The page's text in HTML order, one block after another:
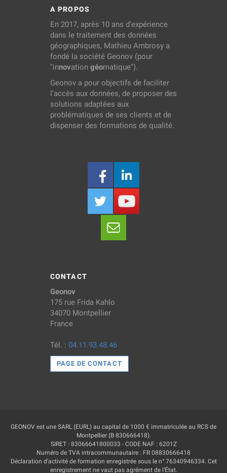
A PROPOS
En 2017, après 10 ans d’expérience
dans le traitement des données
géographiques, Mathieu Ambrosy a
fondé la société Geonov (pour
"innovation géomatique").
Geonov a pour objectifs de faciliter
l’accès aux données, de proposer des
solutions adaptées aux
problématiques de ses clients et de
dispenser des formations de qualité.
CONTACT
Geonov
175 rue Frida Kahlo
34070 Montpellier
France
Tél. : 04.11.93.48.46
PAGE DE CONTACT
GEONOV est une SARL (EURL) au capital de 1000 € immatriculée au RCS de
Montpellier (B 830666418).
SIRET : 83066641800033 - CODE NAF : 6201Z
Numéro de TVA intracommunautaire : FR 08830666418
Déclaration d’activité de formation enregistrée sous le n° 76340946334. Cet
enregistrement ne vaut pas agrément de l’État.